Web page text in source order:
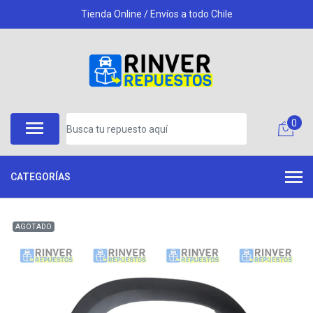
Tienda Online / Envíos a todo Chile
0
CATEGORÍAS
AGOTADO